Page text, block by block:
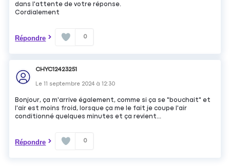
dans l'attente de votre réponse.
Cordialement
Répondre 0
CHYC12423251
Le11 septembre 2024 à12:30
Bonjour, ça m'arrive également, comme si ça se "bouchait" et
l'air est moins froid, lorsque ça me le fait je coupe l'air
conditionné quelques minutes et ça revient...
Répondre 0